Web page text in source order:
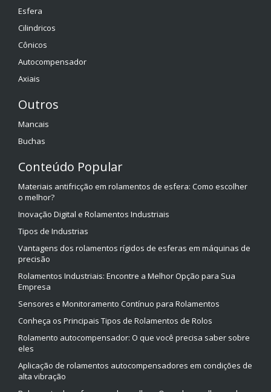
Esfera
Cilindricos
Cônicos
Autocompensador
Axiais
Outros
Mancais
Buchas
Conteúdo Popular
Materiais antifricção em rolamentos de esfera: Como escolher
o melhor?
Inovação Digital e Rolamentos Industriais
Tipos de Industrias
Vantagens dos rolamentos rígidos de esferas em máquinas de
precisão
Rolamentos Industriais: Encontre a Melhor Opção para Sua
Empresa
Sensores e Monitoramento Contínuo para Rolamentos
Conheça os Principais Tipos de Rolamentos de Rolos
Rolamento autocompensador: O que você precisa saber sobre
eles
Aplicação de rolamentos autocompensadores em condições de
alta vibração